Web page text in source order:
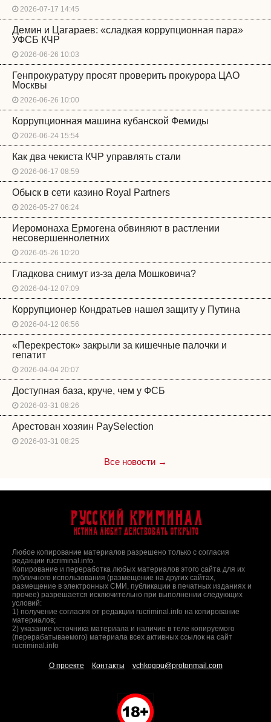
2026-07-17 14:45
Демин и Цагараев: «сладкая коррупционная пара»
УФСБ КЧР
2026-06-26 10:03
Генпрокуратуру просят проверить прокурора ЦАО
Москвы
2026-06-26 10:00
Коррупционная машина кубанской Фемиды
2026-06-24 15:54
Как два чекиста КЧР управлять стали
2026-06-17 08:59
Обыск в сети казино Royal Partners
2026-05-27 06:24
Иеромонаха Ермогена обвиняют в растлении
несовершеннолетних
2026-05-26 10:20
Гладкова снимут из-за дела Мошковича?
2026-04-12 07:09
Коррупционер Кондратьев нашел защиту у Путина
2026-04-12 06:56
«Перекресток» закрыли за кишечные палочки и
гепатит
2026-04-04 20:07
Доступная база, круче, чем у ФСБ
2026-03-31 08:26
Арестован хозяин PaySelection
2026-03-31 08:25
Все новости →
Русский Криминал
Истина любит действовать открыто
Любое копирование материалов разрешено только с согласия
редакции rucriminal.info.
Копирование и переработка любых материалов этого сайта для их
публичного использования (размещение на других сайтах,
размещение в электронных СМИ, публикации в печатных изданиях и
прочее) разрешается исключительно при выполнении следующих
условий:
1) получение согласия от редакции rucriminal.info на копирование
материалов;
2) указание источника материала и наличие в теле копируемого
(перерабатываемого) материала всех активных ссылок на сайт
rucriminal.info
О проекте Контакты vchkogpu@protonmail.com